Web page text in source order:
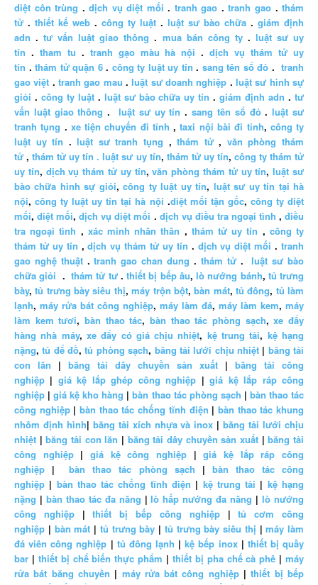
diệt côn trùng .dịch vụ diệt mối . tranh gao .tranh gao .thám
tử . thiết kế web . công ty luật . luật sư bào chữa . giám định
adn .tư vấn luật giao thông . mua bán công ty. luật sư uy
tín . tham tu . tranh gạo màu hà nội .dịch vụ thám tử uy
tín .thám tử quận 6. công ty luật uy tín . sang tên sổ đỏ .tranh
gao việt .tranh gao mau .luật sư doanh nghiệp .luật sư hình sự
giỏi . công ty luật. luật sư bào chữa uy tín .giám định adn .tư
vấn luật giao thông . luật sư uy tín .sang tên sổ đỏ.luật sư
tranh tụng . xe tiện chuyến đi tỉnh ,taxi nội bài đi tỉnh, công ty
luật uy tín .luật sư tranh tụng ,thám tử, văn phòng thám
tử ,thám tử uy tín . luật sư uy tín, thám tử uy tín, công ty thám tử
uy tín, dịch vụ thám tử uy tín,văn phòng thám tử uy tín,luật sư
bào chữa hình sự giỏi,công ty luật uy tín, luật sư uy tín tại hà
nội,công ty luật uy tín tại hà nội .diệt mối tận gốc, công ty diệt
mối,diệt mối,dịch vụ diệt mối . dịch vụ điều tra ngoại tình ,điều
tra ngoại tình , xác minh nhân thân , thám tử uy tín , công ty
thám tử uy tín ,dịch vụ thám tử uy tín . dịch vụ diệt mối .tranh
gao nghệ thuật.tranh gao chan dung . thám tử.luật sư bào
chữa giỏi .thám tử tư.thiết bị bếp âu,lò nướng bánh, tủ trưng
bày,tủ trưng bày siêu thị,máy trộn bột,bàn mát, tủ đông, tủ làm
lạnh, máy rửa bát công nghiệp, máy làm đá, máy làm kem, máy
làm kem tươi,bàn thao tác,bàn thao tác phòng sạch,xe đẩy
hàng nhà máy, xe đẩy có giá chịu nhiệt, kệ trung tải, kệ hạng
nặng,tủ để đồ,tủ phòng sạch, băng tải lưới chịu nhiệt| băng tải
con lăn | băng tải dây chuyền sản xuất | băng tải công
nghiệp | giá kệ lắp ghép công nghiệp |giá kệ lắp ráp công
nghiệp |giá kệ kho hàng |bàn thao tác phòng sạch | bàn thao tác
công nghiệp|bàn thao tác chống tĩnh điện | bàn thao tác khung
nhôm định hình| băng tải xích nhựa và inox |băng tải lưới chịu
nhiệt |băng tải con lăn | băng tải dây chuyền sản xuất |băng tải
công nghiệp|giá kệ công nghiệp |giá kệ lắp ráp công
nghiệp |bàn thao tác phòng sạch | bàn thao tác công
nghiệp | bàn thao tác chống tĩnh điện | kệ trung tải | kệ hạng
nặng | bàn thao tác đa năng |lò hấp nướng đa năng |lò nướng
công nghiệp|thiết bị bếp công nghiệp|tủ cơm công
nghiệp | bàn mát | tủ trưng bày | tủ trưng bày siêu thị |máy làm
đá viên công nghiệp | tủ đông lạnh |kệ bếp inox| thiết bị quầy
bar | thiết bị chế biến thực phẩm | thiết bị pha chế cà phê | máy
rửa bát băng chuyền | máy rửa bát công nghiệp|thiết bị bếp